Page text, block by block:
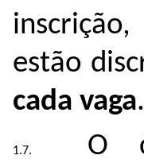
estão
cada vaga.
O